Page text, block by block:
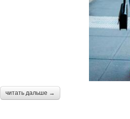
читать дальше →